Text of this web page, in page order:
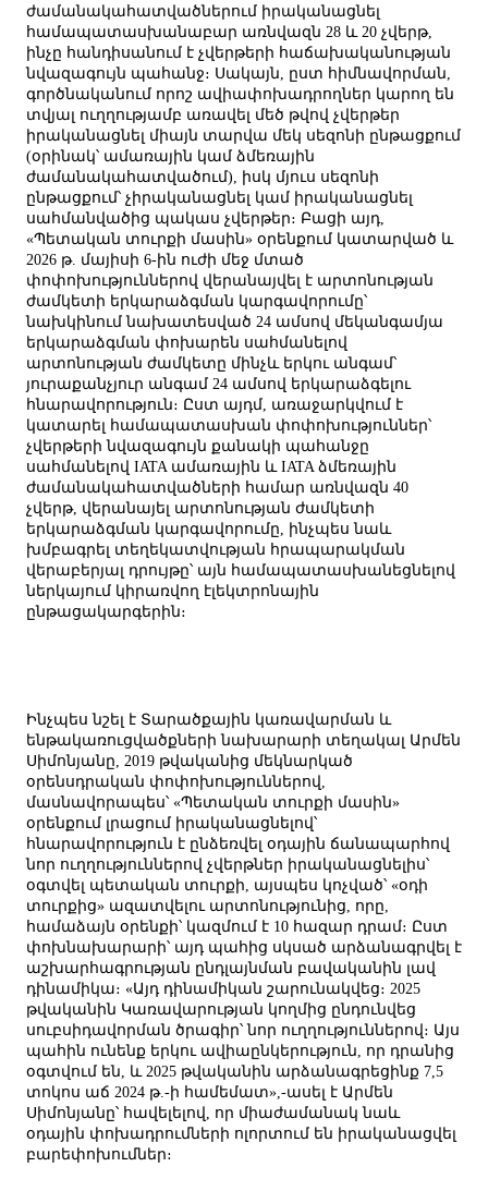
ժամանակահատվածներում իրականացնել
համապատասխանաբար առնվազն 28 և 20 չվերթ,
ինչը հանդիսանում է չվերթերի հաճախականության
նվազագույն պահանջ։ Սակայն, ըստ հիմնավորման,
գործնականում որոշ ավիափոխադրողներ կարող են
տվյալ ուղղությամբ առավել մեծ թվով չվերթեր
իրականացնել միայն տարվա մեկ սեզոնի ընթացքում
(օրինակ՝ ամառային կամ ձմեռային
ժամանակահատվածում), իսկ մյուս սեզոնի
ընթացքում՝ չիրականացնել կամ իրականացնել
սահմանվածից պակաս չվերթեր։ Բացի այդ,
«Պետական տուրքի մասին» օրենքում կատարված և
2026 թ. մայիսի 6-ին ուժի մեջ մտած
փոփոխություններով վերանայվել է արտոնության
ժամկետի երկարաձգման կարգավորումը՝
նախկինում նախատեսված 24 ամսով մեկանգամյա
երկարաձգման փոխարեն սահմանելով
արտոնության ժամկետը մինչև երկու անգամ՝
յուրաքանչյուր անգամ 24 ամսով երկարաձգելու
հնարավորություն։ Ըստ այդմ, առաջարկվում է
կատարել համապատասխան փոփոխություններ՝
չվերթերի նվազագույն քանակի պահանջը
սահմանելով IATA ամառային և IATA ձմեռային
ժամանակահատվածների համար առնվազն 40
չվերթ, վերանայել արտոնության ժամկետի
երկարաձգման կարգավորումը, ինչպես նաև
խմբագրել տեղեկատվության հրապարակման
վերաբերյալ դրույթը՝ այն համապատասխանեցնելով
ներկայում կիրառվող էլեկտրոնային
ընթացակարգերին։
Ինչպես նշել է Տարածքային կառավարման և
ենթակառուցվածքների նախարարի տեղակալ Արմեն
Սիմոնյանը, 2019 թվականից մեկնարկած
օրենսդրական փոփոխություններով,
մասնավորապես՝ «Պետական տուրքի մասին»
օրենքում լրացում իրականացնելով՝
հնարավորություն է ընձեռվել օդային ճանապարհով
նոր ուղղություններով չվերթներ իրականացնելիս՝
օգտվել պետական տուրքի, այսպես կոչված՝ «օդի
տուրքից» ազատվելու արտոնությունից, որը,
համաձայն օրենքի՝ կազմում է 10 հազար դրամ։ Ըստ
փոխնախարարի՝ այդ պահից սկսած արձանագրվել է
աշխարհագրության ընդլայնման բավականին լավ
դինամիկա։ «Այդ դինամիկան շարունակվեց։ 2025
թվականին Կառավարության կողմից ընդունվեց
սուբսիդավորման ծրագիր՝ նոր ուղղություններով։ Այս
պահին ունենք երկու ավիաընկերություն, որ դրանից
օգտվում են, և 2025 թվականին արձանագրեցինք 7,5
տոկոս աճ 2024 թ.-ի համեմատ»,-ասել է Արմեն
Սիմոնյանը՝ հավելելով, որ միաժամանակ նաև
օդային փոխադրումների ոլորտում են իրականացվել
բարեփոխումներ։